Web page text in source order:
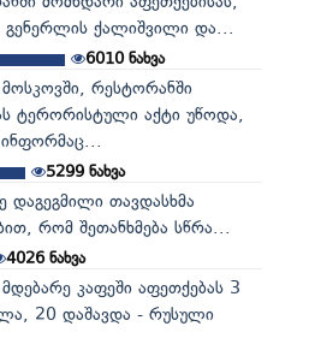
გენერლის ქალიშვილი და...
6010ნახვა
მოსკოვში, რესტორანში
ტერორისტული აქტი უწოდა,
5299ნახვა
დაგეგმილი თავდასხმა
რომ შეთანხმება სწრა...
4026ნახვა
კაფეში აფეთქებას 3
20 დაშავდა - რუსული